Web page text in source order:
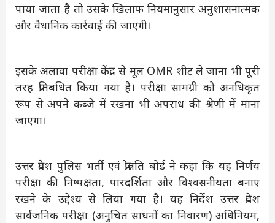
पाया जाता है तो उसके खिलाफ नियमानुसार अनुशासनात्मक
और वैधानिक कार्रवाई की जाएगी।
इसके अलावा परीक्षा केंद्र से मूल OMR शीट ले जाना भी पूरी
तरह प्रतिबंधित किया गया है। परीक्षा सामग्री को अनधिकृत
रूप से अपने कब्जे में रखना भी अपराध की श्रेणी में माना
जाएगा।
उत्तर प्रदेश पुलिस भर्ती एवं प्रोन्नति बोर्ड ने कहा कि यह निर्णय
परीक्षा की निष्पक्षता, पारदर्शिता और विश्वसनीयता बनाए
रखने के उद्देश्य से लिया गया है। यह निर्देश उत्तर प्रदेश
सार्वजनिक परीक्षा (अनुचित साधनों का निवारण) अधिनियम,